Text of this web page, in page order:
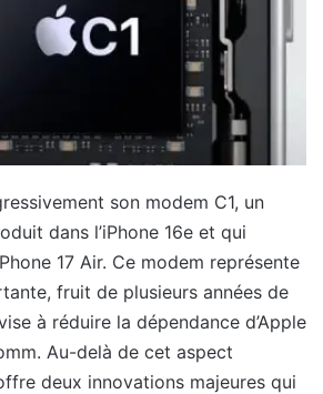
son modem C1, un
dans l’iPhone 16e et qui
17 Air. Ce modem représente
fruit de plusieurs années de
à réduire la dépendance d’Apple
Au-delà de cet aspect
deux innovations majeures qui